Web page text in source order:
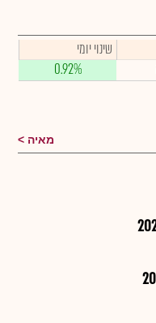
שינוי יומי
0.92%
מאיה